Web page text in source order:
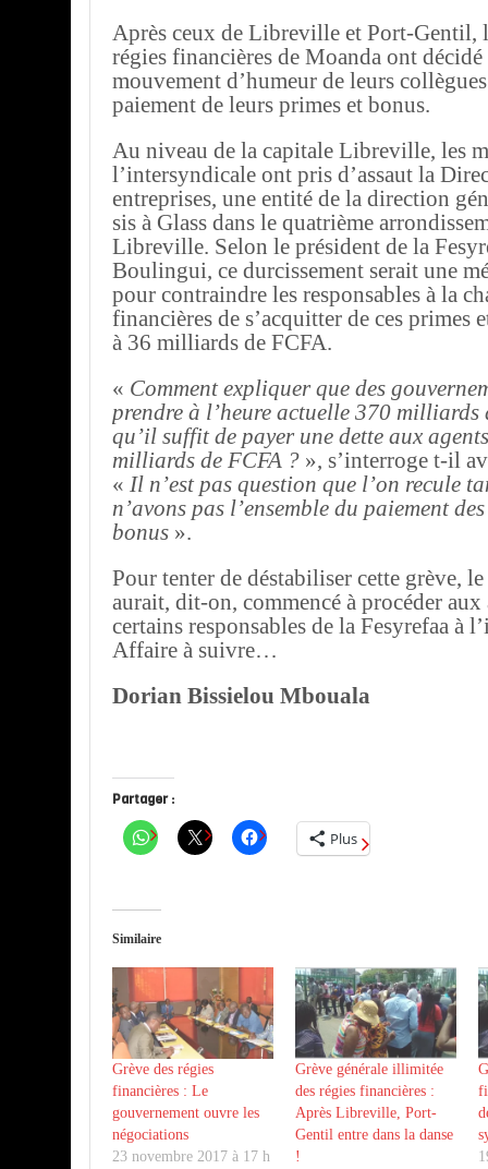
Après ceux de Libreville et Port-Gentil,
régies financières de Moanda ont
mouvement d’humeur de leurs
paiement de leurs primes et bonus.
Au niveau de la capitale Libreville, les
l’intersyndicale ont pris d’assaut la
entreprises, une entité de la direction
sis à Glass dans le quatrième
Libreville. Selon le président de la
Boulingui, ce durcissement serait une
pour contraindre les responsables à la
financières de s’acquitter de ces primes
à 36 milliards de FCFA.
« Comment expliquer que des
prendre à l’heure actuelle 370 milliards
qu’il suffit de payer une dette aux
milliards de FCFA ? », s’interroge t-il
« Il n’est pas question que l’on recule
n’avons pas l’ensemble du paiement
bonus ».
Pour tenter de déstabiliser cette grève,
aurait, dit-on, commencé à procéder
certains responsables de la Fesyrefaa à
Affaire à suivre…
Dorian Bissielou Mbouala
Partager :
Plus
Similaire
Grève des régies
financières : Le
gouvernement ouvre les
négociations
23 novembre 2017 à 17 h
Grève générale illimitée
des régies financières :
Après Libreville, Port-
Gentil entre dans la danse
!